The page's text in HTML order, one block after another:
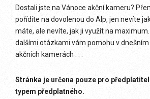
Dostali jste na Vánoce akční kameru?
pořídíte na dovolenou do Alp, jen nevíte
máte, ale nevíte, jak ji využít na
dalšími otázkami vám pomohu v dnešním
akčních kamerách . . .
Stránka je určena pouze pro
typem předplatného.